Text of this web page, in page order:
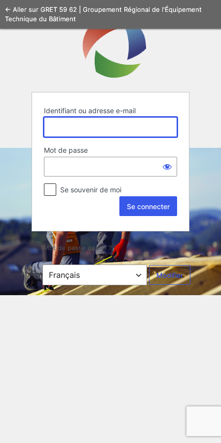
Se
connecter
Identifiant ou adresse e-mail
Mot de passe
Se souvenir de moi
Mot de passe oublié ?
← Aller sur GRET 59 62 | Groupement Régional de l'Équipement
Technique du Bâtiment
Langue